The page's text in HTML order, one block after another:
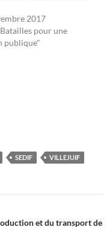
2017
pour une
publique"
SEDIF VILLEJUIF
et du transport de